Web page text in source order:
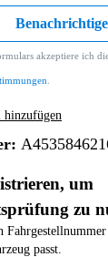
akzeptiere ich
hinzufügen
um
zu
passt.